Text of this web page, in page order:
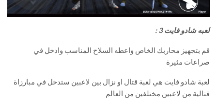
لعبه شادو فايت 3 :
قم بتجهيز محاربك الخاص واعطه السلاح المناسب وادخل في
صراعات مثيرة
لعبة شادو فايت هي لعبة قتال او نزال بين لاعبين ستدخل في مبارزاة
قتالية من لاعبين مختلفين من العالم